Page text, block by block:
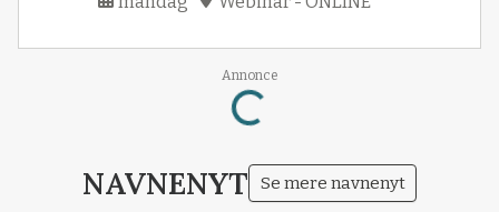
Annonce
Loading...
NAVNENYT Se mere navnenyt